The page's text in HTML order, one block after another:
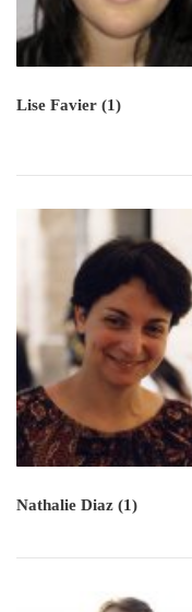
Lise Favier (1)
Nathalie Diaz (1)